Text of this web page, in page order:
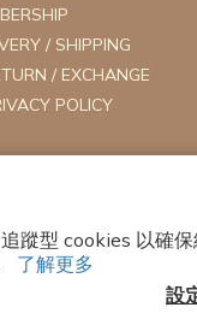
蹤型 cookies 以確
了解更多
設
/ SHIPPING
/ EXCHANGE
POLICY